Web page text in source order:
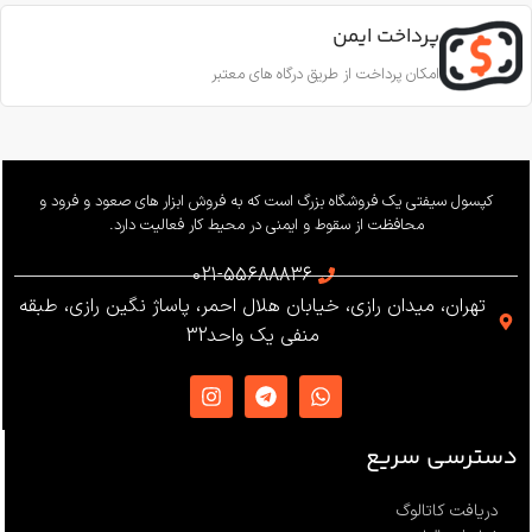
EN12841-A
ساخت ترکیه
11.5 تا 10.5 میلی‌متر
وزن 655 گرم
استاندارد
EN12841 ،EN341 ،ANSI Z359
،NFPA1983
ساخت
پرداخت ایمن
امکان پرداخت از طریق درگاه های معتبر
کپسول سیفتی یک فروشگاه بزرگ است که به فروش ابزار های صعود و فرود و
محافظت از سقوط و ایمنی در محیط کار فعالیت دارد.
021-55688836
تهران، میدان رازی، خیابان هلال احمر، پاساژ نگین رازی، طبقه
منفی یک واحد32
دسترسی سریع
دریافت کاتالوگ